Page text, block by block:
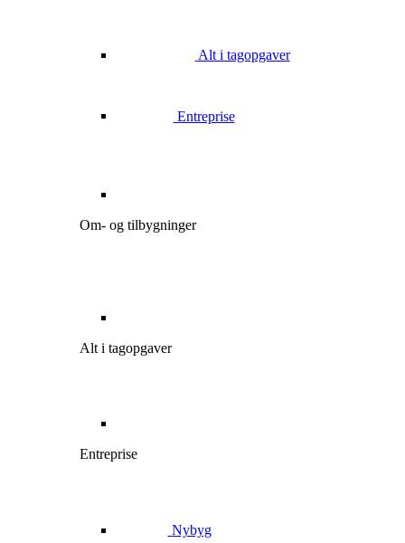
Alt i tagopgaver
Entreprise
Om- og tilbygninger
Alt i tagopgaver
Entreprise
Nybyg